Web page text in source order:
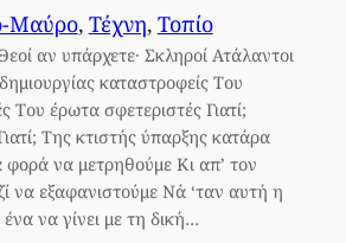
Μαύρο, Τέχνη, Τοπίο
αν υπάρχετε· Σκληροί Ατάλαντοι
καταστροφείς Του
Του έρωτα σφετεριστές Γιατί;
Της κτιστής ύπαρξης κατάρα
φορά να μετρηθούμε Κι απ’ τον
να εξαφανιστούμε Νά ‘ταν αυτή η
να γίνει με τη δική…